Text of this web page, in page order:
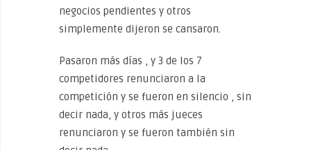
negocios pendientes y otros
simplemente dijeron se cansaron.
Pasaron más días , y 3 de los 7
competidores renunciaron a la
competición y se fueron en silencio , sin
decir nada, y otros más jueces
renunciaron y se fueron también sin